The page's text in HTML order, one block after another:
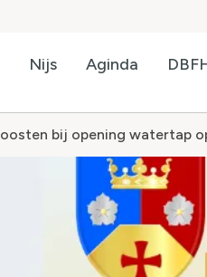
Nijs Aginda
bij opening watertap